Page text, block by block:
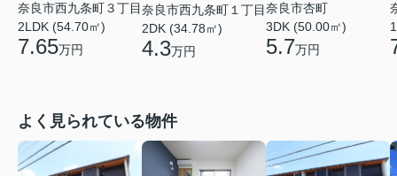
奈良市西九条町３丁目
2LDK (54.70㎡)
7.65万円
奈良市西九条町１丁目
2DK (34.78㎡)
4.3万円
奈良市杏町
3DK (50.00㎡)
5.7万円
よく見られている物件